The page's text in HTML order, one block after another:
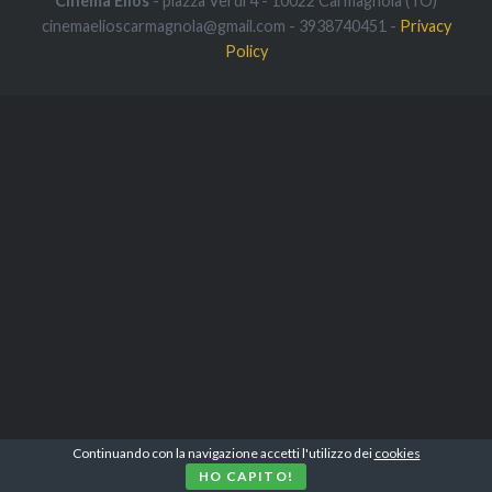
cinemaelioscarmagnola@gmail.com - 3938740451 - Privacy
Policy
Continuando con la navigazione accetti l'utilizzo dei cookies
HO CAPITO!